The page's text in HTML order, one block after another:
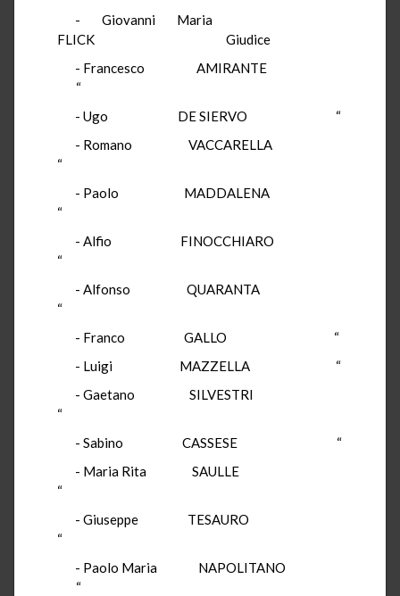
- Giovanni Maria
FLICK Giudice
- Francesco AMIRANTE
“
- Ugo DE SIERVO “
- Romano VACCARELLA
“
- Paolo MADDALENA
“
- Alfio FINOCCHIARO
“
- Alfonso QUARANTA
“
- Franco GALLO “
- Luigi MAZZELLA “
- Gaetano SILVESTRI
“
- Sabino CASSESE “
- Maria Rita SAULLE
“
- Giuseppe TESAURO
“
- Paolo Maria NAPOLITANO
“